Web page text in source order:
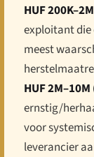
HUF
exploitant die
meest
HUF
ernstig/
voor
leverancier